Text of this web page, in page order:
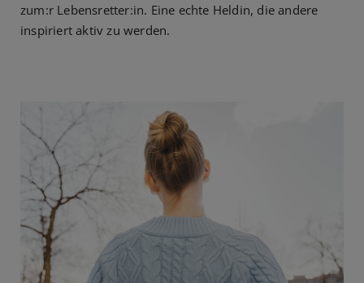
zum:r Lebensretter:in. Eine echte Heldin, die andere
inspiriert aktiv zu werden.